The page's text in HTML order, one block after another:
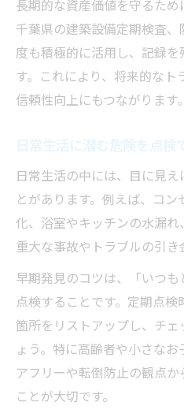
長期的な資産価値を守るた
千葉県の建築設備定期検査
度も積極的に活用し、記録
す。これにより、将来的な
信頼性向上にもつながります。
日常生活の中には、目に見
とがあります。例えば、コ
化、浴室やキッチンの水漏れ
重大な事故やトラブルの引き
早期発見のコツは、「いつ
点検することです。定期点
箇所をリストアップし、チ
ょう。特に高齢者や小さな
アフリーや転倒防止の観点
ことが大切です。